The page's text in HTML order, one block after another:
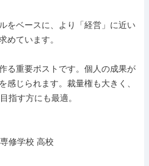
をベースに、より「経営」に近い
めています。
る重要ポストです。個人の成果が
感じられます。裁量権も大きく、
指す方にも最適。
修学校 高校